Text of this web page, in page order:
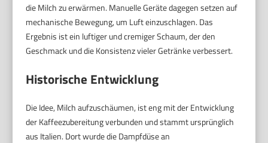
die Milch zu erwärmen. Manuelle Geräte dagegen setzen auf
mechanische Bewegung, um Luft einzuschlagen. Das
Ergebnis ist ein luftiger und cremiger Schaum, der den
Geschmack und die Konsistenz vieler Getränke verbessert.
Historische Entwicklung
Die Idee, Milch aufzuschäumen, ist eng mit der Entwicklung
der Kaffeezubereitung verbunden und stammt ursprünglich
aus Italien. Dort wurde die Dampfdüse an